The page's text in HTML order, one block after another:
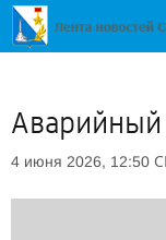
Аварийный
4 июня 2026, 12:50